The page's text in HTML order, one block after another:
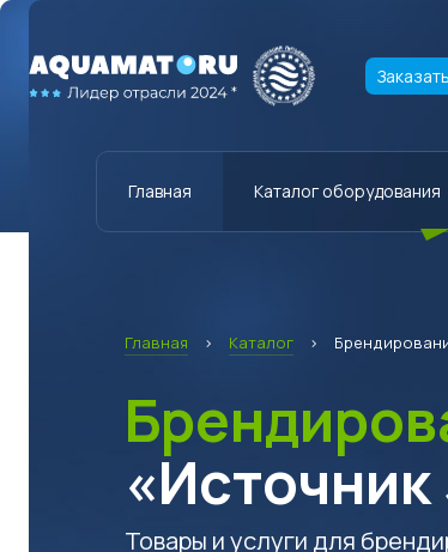
Главная Каталог оборудования
Главная › Каталог ›
Товары и услуги для